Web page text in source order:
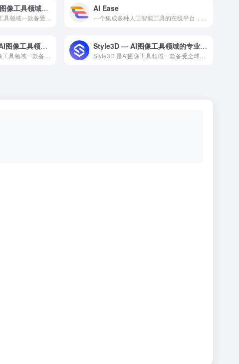
PicMa Studio — AI图像工具领域的专业 AI 工具 AI Ease
Cutout.Pro抠图 — AI图像工具领域的专业 AI 工具 Style3D — AI图像工具领域的专业 AI 工具